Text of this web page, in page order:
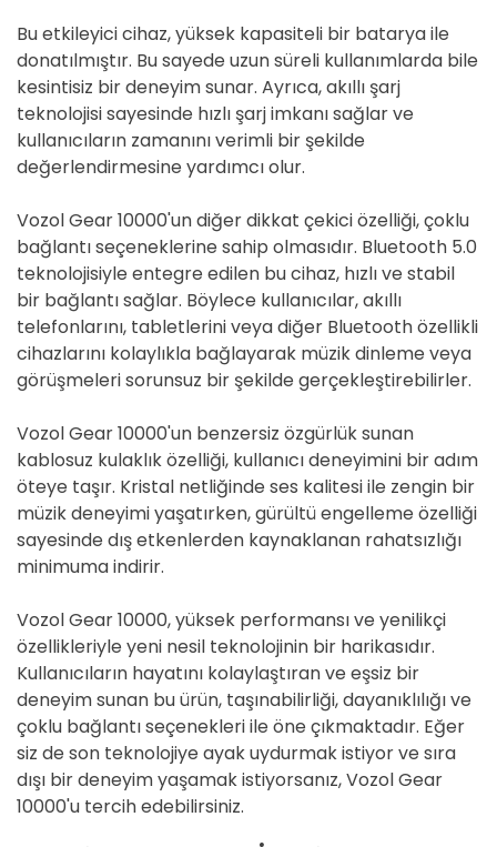
Bu etkileyici cihaz, yüksek kapasiteli bir batarya ile
donatılmıştır. Bu sayede uzun süreli kullanımlarda bile
kesintisiz bir deneyim sunar. Ayrıca, akıllı şarj
teknolojisi sayesinde hızlı şarj imkanı sağlar ve
kullanıcıların zamanını verimli bir şekilde
değerlendirmesine yardımcı olur.
Vozol Gear 10000'un diğer dikkat çekici özelliği, çoklu
bağlantı seçeneklerine sahip olmasıdır. Bluetooth 5.0
teknolojisiyle entegre edilen bu cihaz, hızlı ve stabil
bir bağlantı sağlar. Böylece kullanıcılar, akıllı
telefonlarını, tabletlerini veya diğer Bluetooth özellikli
cihazlarını kolaylıkla bağlayarak müzik dinleme veya
görüşmeleri sorunsuz bir şekilde gerçekleştirebilirler.
Vozol Gear 10000'un benzersiz özgürlük sunan
kablosuz kulaklık özelliği, kullanıcı deneyimini bir adım
öteye taşır. Kristal netliğinde ses kalitesi ile zengin bir
müzik deneyimi yaşatırken, gürültü engelleme özelliği
sayesinde dış etkenlerden kaynaklanan rahatsızlığı
minimuma indirir.
Vozol Gear 10000, yüksek performansı ve yenilikçi
özellikleriyle yeni nesil teknolojinin bir harikasıdır.
Kullanıcıların hayatını kolaylaştıran ve eşsiz bir
deneyim sunan bu ürün, taşınabilirliği, dayanıklılığı ve
çoklu bağlantı seçenekleri ile öne çıkmaktadır. Eğer
siz de son teknolojiye ayak uydurmak istiyor ve sıra
dışı bir deneyim yaşamak istiyorsanız, Vozol Gear
10000'u tercih edebilirsiniz.